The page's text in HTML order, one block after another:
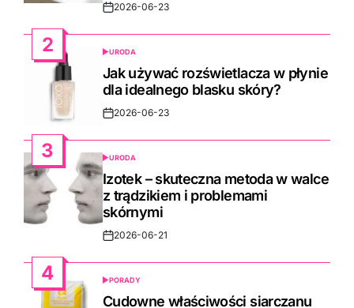
Post2026-06-23
2
POSTED
IN
URODA
Jak używać rozświetlacza w płynie
dla idealnego blasku skóry?
Post2026-06-23
3
POSTED
IN
URODA
Izotek – skuteczna metoda w walce
z trądzikiem i problemami
skórnymi
Post2026-06-21
4
POSTED
IN
PORADY
Cudowne właściwości siarczanu